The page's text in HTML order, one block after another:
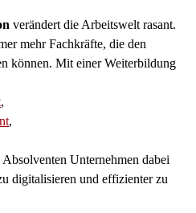
verändert die Arbeitswelt rasant.
mehr Fachkräfte, die den
können. Mit einer Weiterbildung
,
,
Unternehmen dabei
digitalisieren und effizienter zu